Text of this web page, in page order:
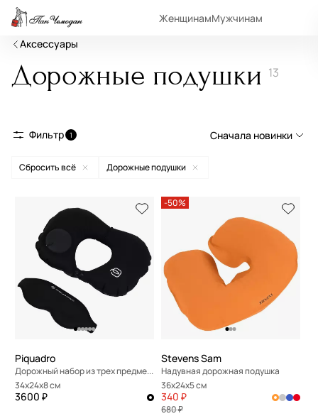
ЖенщинамМужчинам
Аксессуары
Дорожные подушки 13
Фильтр 1 Сначала новинки
Сначала популярные
По возрастанию цены
По убыванию цены
По размеру скидки
По скорости доставки
Сбросить всё Дорожные подушки
Piquadro
Дорожный набор из трех предметов
34x24x8 см
3600 ₽
-50%
Stevens Sam
Надувная дорожная подушка
36x24x5 см
340 ₽
680 ₽